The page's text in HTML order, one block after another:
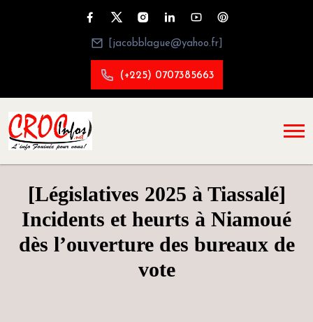
[jacobblague@yahoo.fr]
(+225) 0707385663
[Législatives 2025 à Tiassalé]
Incidents et heurts à Niamoué
dès l’ouverture des bureaux de
vote